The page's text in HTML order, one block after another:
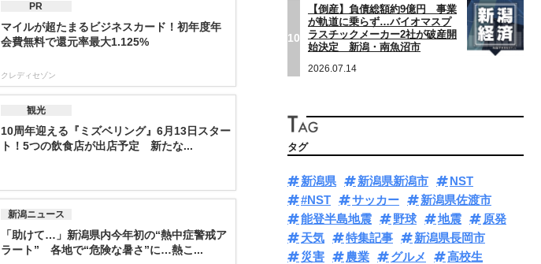
PR
マイルが超たまるビジネスカード！初年度年
会費無料で還元率最大1.125%
クレディセゾン
観光
10周年迎える『ミズベリング』6月13日スター
ト！5つの飲食店が出店予定 新たな...
新潟ニュース
「助けて…」新潟県内今年初の“熱中症警戒ア
ラート” 各地で“危険な暑さ”に…熱こ...
10
【倒産】負債総額約9億円 事業
が軌道に乗らず…バイオマスプ
ラスチックメーカー2社が破産開
始決定 新潟・南魚沼市
2026.07.14
タグ
新潟県 新潟県新潟市
NST
#NST
サッカー
新潟県佐渡市
能登半島地震
野球 地震
原発
天気
特集記事
新潟県長岡市
災害
農業 グルメ
高校生